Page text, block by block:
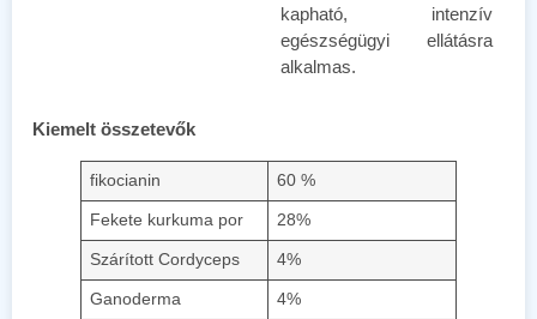
kapható, intenzív
egészségügyi ellátásra
alkalmas.
Kiemelt összetevők
fikocianin 60 %
Fekete kurkuma por 28%
Szárított Cordyceps 4%
Ganoderma 4%